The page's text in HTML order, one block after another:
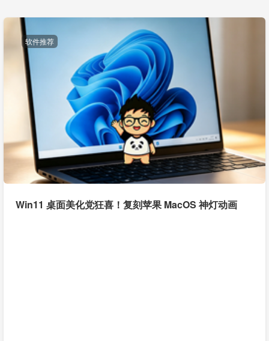
软件推荐
Win11 桌面美化党狂喜！复刻苹果 MacOS 神灯动画